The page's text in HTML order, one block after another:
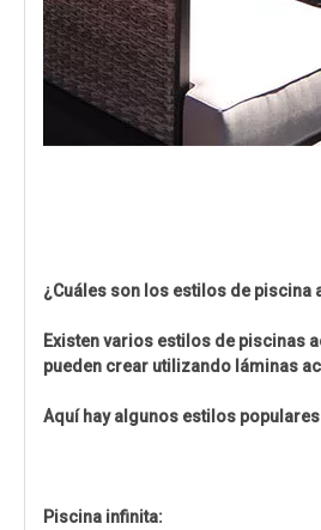
¿Cuáles son los estilos de piscina
Existen varios estilos de piscinas
pueden crear utilizando láminas
Aquí hay algunos estilos
Piscina infinita: